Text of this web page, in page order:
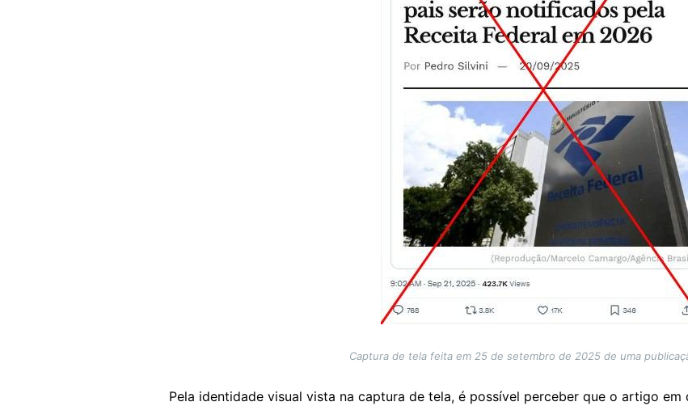
Captura de tela feita em 25 de setembro de 2025 de uma
Pela identidade visual vista na captura de tela, é possível perceber que o artigo